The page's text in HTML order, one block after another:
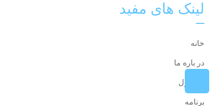
لینک های مفید
خانه
در باره ما
محصول
برنامه